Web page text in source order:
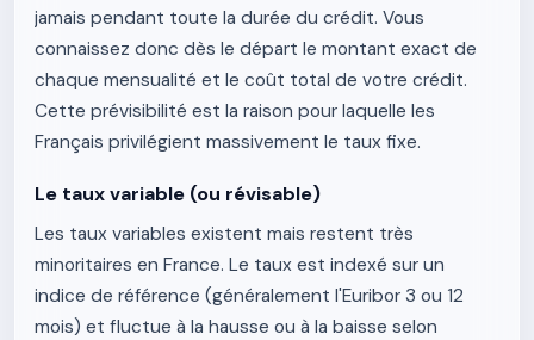
jamais pendant toute la durée du crédit. Vous
connaissez donc dès le départ le montant exact de
chaque mensualité et le coût total de votre crédit.
Cette prévisibilité est la raison pour laquelle les
Français privilégient massivement le taux fixe.
Le taux variable (ou révisable)
Les taux variables existent mais restent très
minoritaires en France. Le taux est indexé sur un
indice de référence (généralement l'Euribor 3 ou 12
mois) et fluctue à la hausse ou à la baisse selon